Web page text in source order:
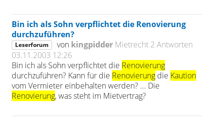
Bin ich als Sohn verpflichtet die Renovierung
durchzuführen?
Leserforum von kingpidder Mietrecht 2 Antworten
03.11.2003 12:26
Bin ich als Sohn verpflichtet die Renovierung
durchzuführen? Kann für die Renovierung die Kaution
vom Vermieter einbehalten werden? ... Die
Renovierung, was steht im Mietvertrag?